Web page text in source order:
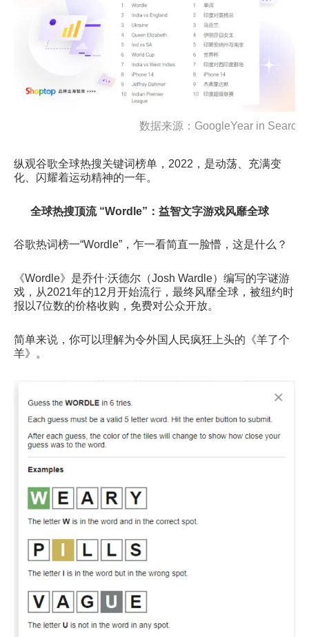
数据来源：GoogleYear in Search
纵观谷歌全球热搜关键词榜单，2022，是动荡、充满变
化、闪耀着运动精神的一年。
全球热搜顶流 “Wordle”：益智文字游戏风靡全球
谷歌热词榜一“Wordle”，乍一看简直一脸懵，这是什么？
《Wordle》是乔什·沃德尔（Josh Wardle）编写的字谜游
戏，从2021年的12月开始流行，最终风靡全球，被纽约时
报以7位数的价格收购，免费对公众开放。
简单来说，你可以理解为令外国人民疯狂上头的《羊了个
羊》。